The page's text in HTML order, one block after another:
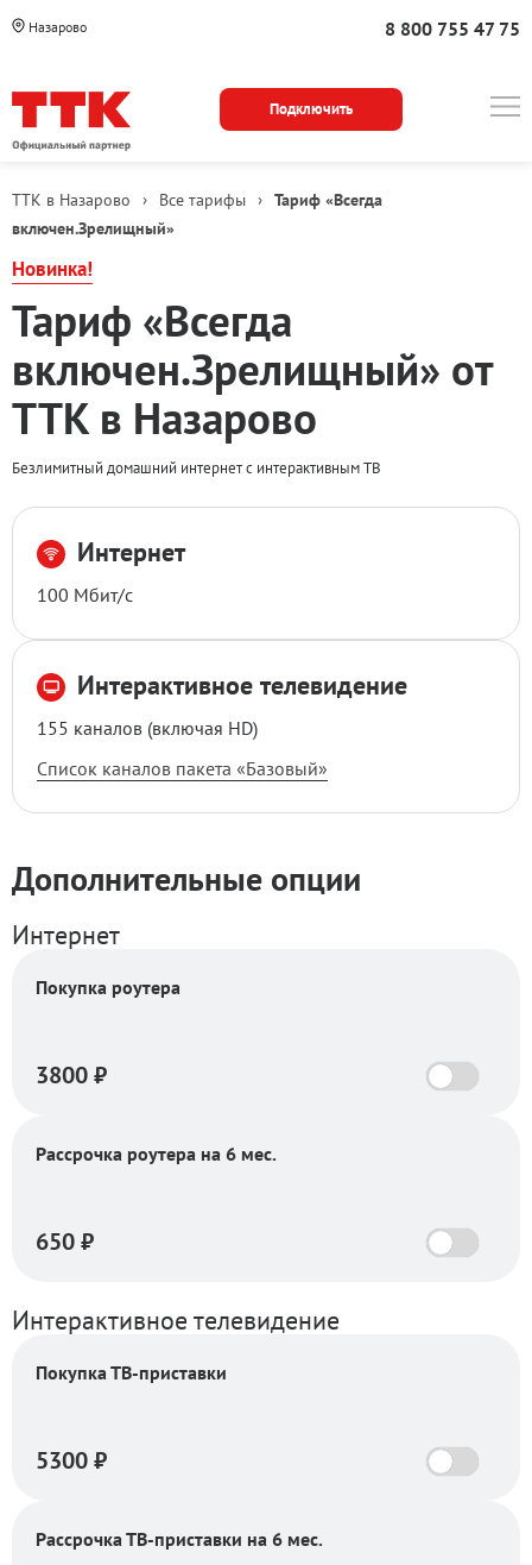
Назарово 8 800 755 47 75
Подключить
ТТК в Назарово › Все тарифы › Тариф «Всегда
включен.Зрелищный»
Новинка!
Тариф «Всегда
включен.Зрелищный» от
ТТК в Назарово
Безлимитный домашний интернет с интерактивным ТВ
Тарифные
опции
Интернет
100 Мбит/с
Интерактивное телевидение
155 каналов (включая HD)
Список каналов пакета «Базовый»
Дополнительные опции
Интернет
Покупка роутера
3800₽
Рассрочка роутера на 6 мес.
650₽
Интерактивное телевидение
Покупка ТВ-приставки
5300₽
Рассрочка ТВ-приставки на 6 мес.